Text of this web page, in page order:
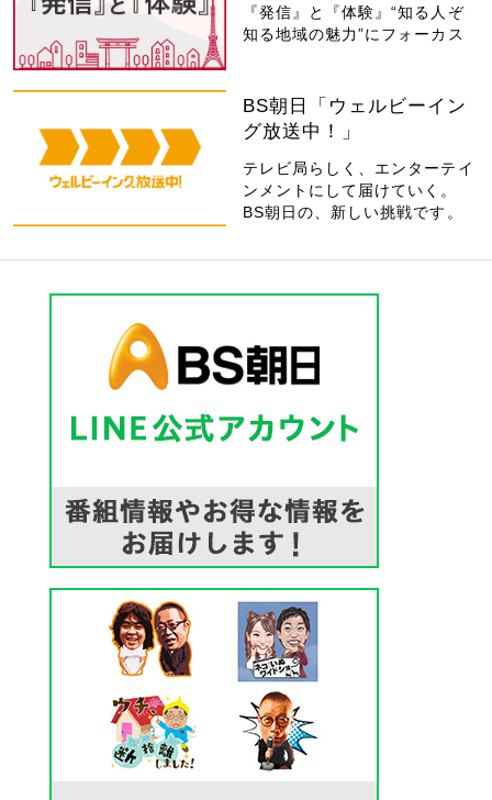
『発信』と『体験』“知る人ぞ
知る地域の魅力”にフォーカス
BS朝日「ウェルビーイン
グ放送中！」
テレビ局らしく、エンターテイ
ンメントにして届けていく。
BS朝日の、新しい挑戦です。